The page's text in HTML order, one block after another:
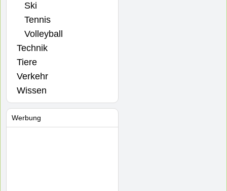
Ski
Tennis
Volleyball
Technik
Tiere
Verkehr
Wissen
Werbung